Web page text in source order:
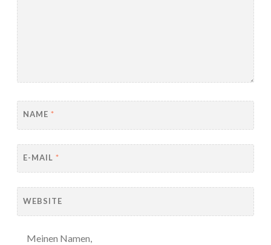
NAME *
E-MAIL *
WEBSITE
Meinen Namen,